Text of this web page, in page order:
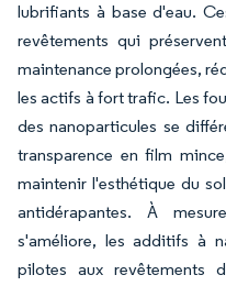
lubrifiants à base d'eau.
revêtements qui
maintenance prolongées,
les actifs à fort trafic. Les
des nanoparticules se
transparence en film
maintenir l'esthétique du
antidérapantes. À
s'améliore, les additifs à
pilotes aux revêtements